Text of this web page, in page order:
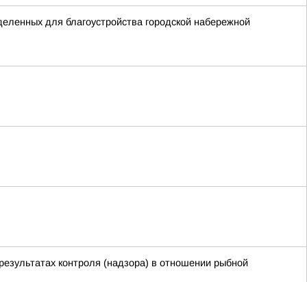
для благоустройства городской набережной
контроля (надзора) в отношении рыбной